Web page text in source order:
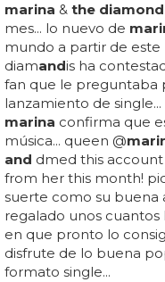
marina & the
mes... lo nuevo de
mundo a partir de este
diamandis ha
fan que le preguntaba
lanzamiento de
marina confirma que
música... queen @
and dmed this
from her this month!
suerte como su buena
regalado unos
en que pronto lo
disfrute de lo buena
formato single...